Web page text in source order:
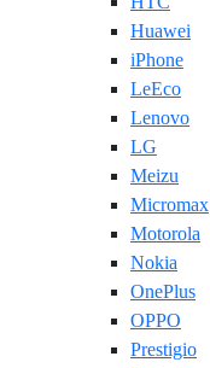
Huawei
iPhone
LeEco
Lenovo
LG
Meizu
Micromax
Motorola
Nokia
OnePlus
OPPO
Prestigio